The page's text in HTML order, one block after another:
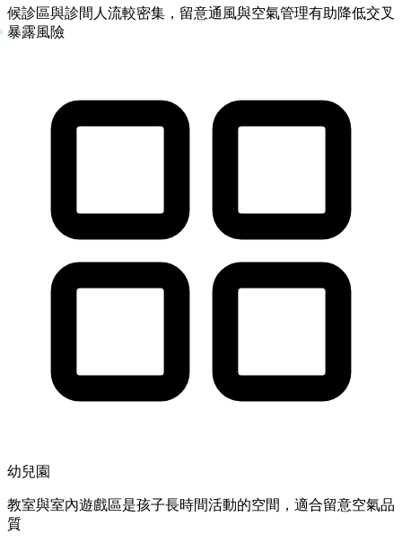
候診區與診間人流較密集，留意通風與空氣管理有助降低交叉
暴露風險
幼兒園
教室與室內遊戲區是孩子長時間活動的空間，適合留意空氣品
質